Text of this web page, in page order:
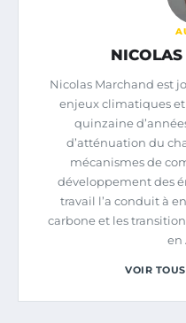
Nicolas Marchand est
enjeux climatiques
quinzaine
d’atténuation du
mécanismes de
développement des
travail l’a conduit à
carbone et les
en
VOIR